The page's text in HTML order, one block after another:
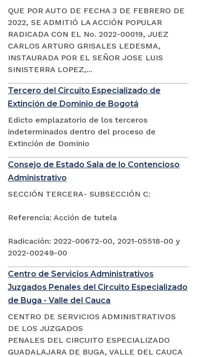
QUE POR AUTO DE FECHA 3 DE FEBRERO DE
2022, SE ADMITIÓ LA ACCIÓN POPULAR
RADICADA CON EL No. 2022-00019, JUEZ
CARLOS ARTURO GRISALES LEDESMA,
INSTAURADA POR EL SEÑOR JOSE LUIS
SINISTERRA LOPEZ,...
Tercero del Circuito Especializado de
Extinción de Dominio de Bogotá
Edicto emplazatorio de los terceros
indeterminados dentro del proceso de
Extinción de Dominio
Consejo de Estado Sala de lo Contencioso
Administrativo
SECCIÓN TERCERA- SUBSECCIÓN C:
Referencia: Acción de tutela
Radicación: 2022-00672-00, 2021-05518-00 y
2022-00249-00
Centro de Servicios Administrativos
Juzgados Penales del Circuito Especializado
de Buga - Valle del Cauca
CENTRO DE SERVICIOS ADMINISTRATIVOS
DE LOS JUZGADOS
PENALES DEL CIRCUITO ESPECIALIZADO
GUADALAJARA DE BUGA, VALLE DEL CAUCA